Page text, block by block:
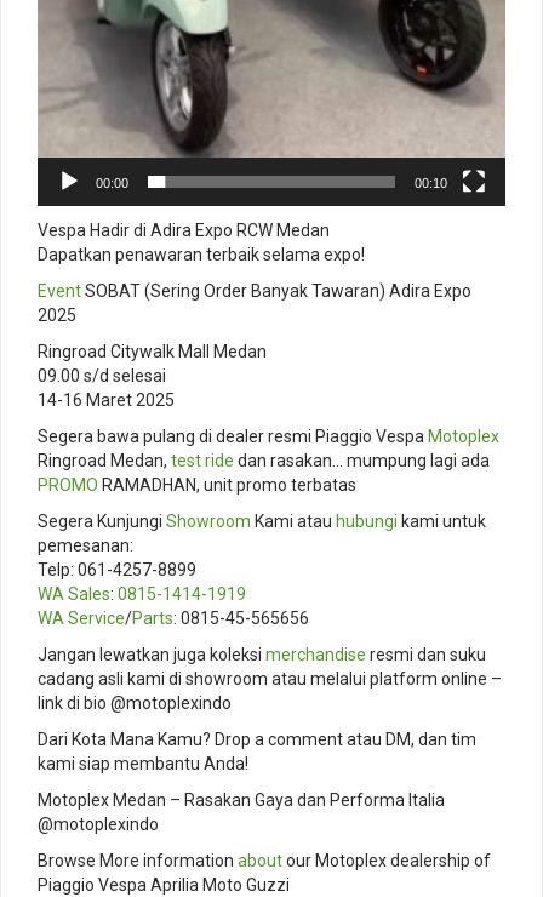
00:00 00:10
Vespa Hadir di Adira Expo RCW Medan
Dapatkan penawaran terbaik selama expo!
EventSOBAT (Sering Order Banyak Tawaran) Adira Expo
2025
Ringroad Citywalk Mall Medan
09.00 s/d selesai
14-16 Maret 2025
Segera bawa pulang di dealer resmi Piaggio Vespa Motoplex
Ringroad Medan, test ride dan rasakan… mumpung lagi ada
PROMO RAMADHAN, unit promo terbatas
Segera Kunjungi Showroom Kami atau hubungi kami untuk
pemesanan:
Telp: 061-4257-8899
WA Sales: 0815-1414-1919
WA Service/Parts: 0815-45-565656
Jangan lewatkan juga koleksi merchandise resmi dan suku
cadang asli kami di showroom atau melalui platform online –
link di bio @motoplexindo
Dari Kota Mana Kamu? Drop a comment atau DM, dan tim
kami siap membantu Anda!
Motoplex Medan – Rasakan Gaya dan Performa Italia
@motoplexindo
Browse More information aboutour Motoplex dealership of
Piaggio Vespa Aprilia Moto Guzzi